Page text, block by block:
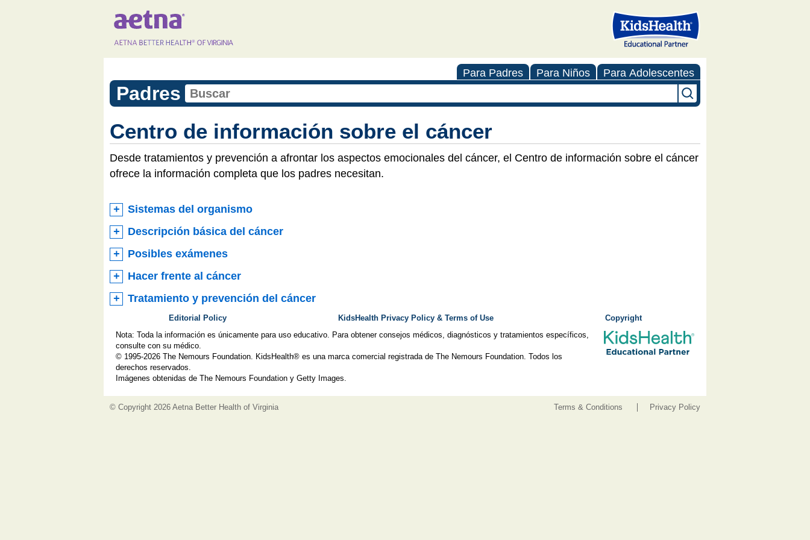
Para Padres Para Niños Para Adolescentes
Padres
Centro de información sobre el cáncer
Desde tratamientos y prevención a afrontar los aspectos emocionales del cáncer, el Centro de información sobre el cáncer
ofrece la información completa que los padres necesitan.
Sistemas del organismo
Descripción básica del cáncer
Posibles exámenes
Hacer frente al cáncer
Tratamiento y prevención del cáncer
Editorial Policy KidsHealth Privacy Policy & Terms of Use
Copyright
Nota: Toda la información es únicamente para uso educativo. Para obtener consejos médicos, diagnósticos y tratamientos específicos,
consulte con su médico.
© 1995-2026 The Nemours Foundation. KidsHealth® es una marca comercial registrada de The Nemours Foundation. Todos los
derechos reservados.
Imágenes obtenidas de The Nemours Foundation y Getty Images.
© Copyright 2026 Aetna Better Health of Virginia Terms & Conditions Privacy Policy